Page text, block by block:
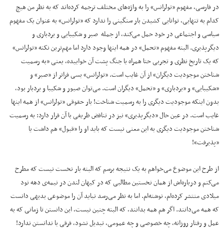
در فارسی، مفهوم «تولرانس» را به واژه‌های مختلف ترجمه کرده‌اند که به نظر من هیچ
کدام به تنهایی، توانایی کشیدن بار سنگینی را ندارد که «تولرانس» به عنوان یک مفهوم
سیاسی و اجتماعی در خود حمل می‌کند، از جمله صبر و شکیبایی و بردباری و
دیگرپذیری. البته مفهوم «تحمل» در همه اینها وجود دارد اما مهم‌ترین نکته «تولرانس»
که یک تاریخ نظری و تجربی حتا همراه با جنگ پشت آن خوابیده، یعنی «به رسمیت
شناختن موجودیت دیگران» از آن غایب است. «تولرانس» بسی فراتر از «صبر» و
«شکیبایی» و «بردباری» و «تحمل» دیگران است. می‌توان صبور و شکیبا و بردبار بود،
بدون اینکه موجودیت دیگری را به رسمیت شناخت! بار حقوقی «تولرانس» از همه اینها
غایب است. در عین حال «دیگرپذیری» نیز در تناقض ظریفی با آن قرار دارد: به رسمیت
شناختن موجودیت دیگری به این معنی نیست که باید او را «قبول» هم داشت یا
«پذیرفت»!
از طرح این موضوع می‌خواهم به یک نتیجه برسم که البته بار نخست نیست که مطرح
می‌کنم و درباره‌اش از همان نخستین مطالبی که در کیهان لندن در نیمه‌ی دهه نود
میلادی منتشر کرده‌ام، نوشته‌ام. اما به نظر می‌رسد نباید آن را موضوعی بدیهی دانست
که همه می‌دانند. اگر هم همه بدانند، که البته چنین نیست، این دانستن تا زمانی که به
عمل و رفتار روزانه، چه خصوصی و چه عمومی، تبدیل نشود، فرقی با ندانستن ندارد!